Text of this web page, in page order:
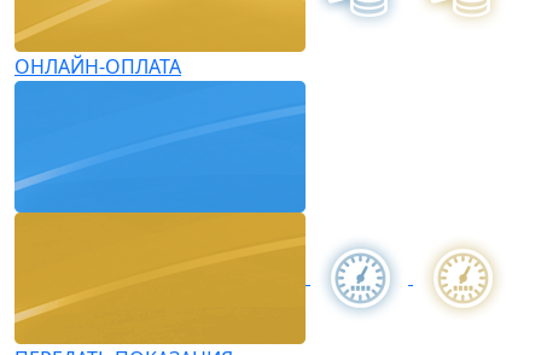
ОНЛАЙН-ОПЛАТА